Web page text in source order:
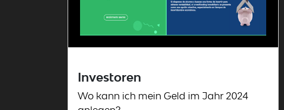
Investoren
Wo kann ich mein Geld im Jahr 2024